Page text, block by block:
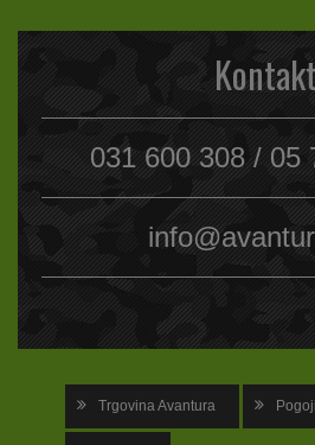
Kontakt
031 600 308 / 05
Trgovina Avantura